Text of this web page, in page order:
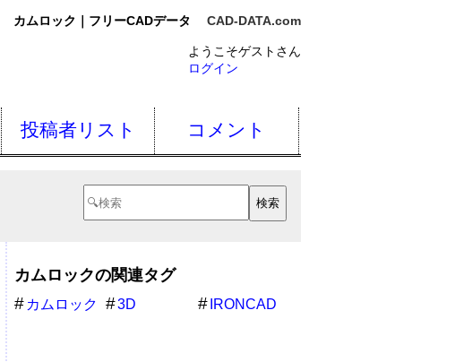
カムロック｜フリーCADデータ CAD-DATA.com
ようこそゲストさん
ログイン
投稿者リスト コメント
カムロックの関連タグ
カムロック 3D IRONCAD